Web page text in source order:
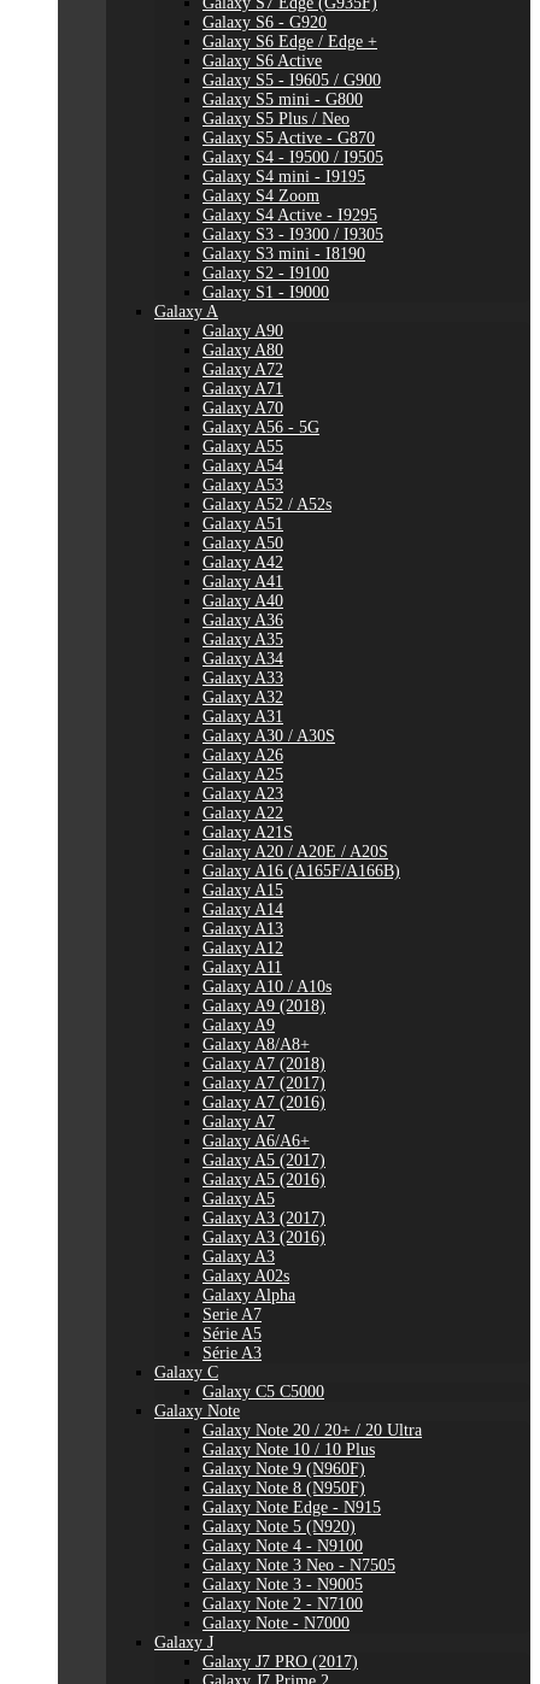
Galaxy S6 - G920
Galaxy S6 Edge / Edge +
Galaxy S6 Active
Galaxy S5 - I9605 / G900
Galaxy S5 mini - G800
Galaxy S5 Plus / Neo
Galaxy S5 Active - G870
Galaxy S4 - I9500 / I9505
Galaxy S4 mini - I9195
Galaxy S4 Zoom
Galaxy S4 Active - I9295
Galaxy S3 - I9300 / I9305
Galaxy S3 mini - I8190
Galaxy S2 - I9100
Galaxy S1 - I9000
Galaxy A
Galaxy A90
Galaxy A80
Galaxy A72
Galaxy A71
Galaxy A70
Galaxy A56 - 5G
Galaxy A55
Galaxy A54
Galaxy A53
Galaxy A52 / A52s
Galaxy A51
Galaxy A50
Galaxy A42
Galaxy A41
Galaxy A40
Galaxy A36
Galaxy A35
Galaxy A34
Galaxy A33
Galaxy A32
Galaxy A31
Galaxy A30 / A30S
Galaxy A26
Galaxy A25
Galaxy A23
Galaxy A22
Galaxy A21S
Galaxy A20 / A20E / A20S
Galaxy A16 (A165F/A166B)
Galaxy A15
Galaxy A14
Galaxy A13
Galaxy A12
Galaxy A11
Galaxy A10 / A10s
Galaxy A9 (2018)
Galaxy A9
Galaxy A8/A8+
Galaxy A7 (2018)
Galaxy A7 (2017)
Galaxy A7 (2016)
Galaxy A7
Galaxy A6/A6+
Galaxy A5 (2017)
Galaxy A5 (2016)
Galaxy A5
Galaxy A3 (2017)
Galaxy A3 (2016)
Galaxy A3
Galaxy A02s
Galaxy Alpha
Serie A7
Série A5
Série A3
Galaxy C
Galaxy C5 C5000
Galaxy Note
Galaxy Note 20 / 20+ / 20 Ultra
Galaxy Note 10 / 10 Plus
Galaxy Note 9 (N960F)
Galaxy Note 8 (N950F)
Galaxy Note Edge - N915
Galaxy Note 5 (N920)
Galaxy Note 4 - N9100
Galaxy Note 3 Neo - N7505
Galaxy Note 3 - N9005
Galaxy Note 2 - N7100
Galaxy Note - N7000
Galaxy J
Galaxy J7 PRO (2017)